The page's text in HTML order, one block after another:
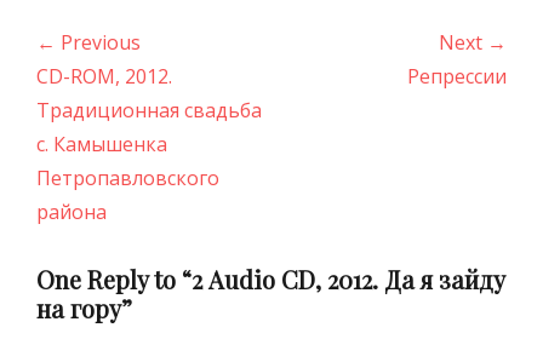
Навигация
по
записям
← Previous
Previous
post:
CD-ROM, 2012.
Традиционная свадьба
с. Камышенка
Петропавловского
района
Next →
Репрессии
One Reply to “2 Аudio CD, 2012. Да я зайду
на гору”